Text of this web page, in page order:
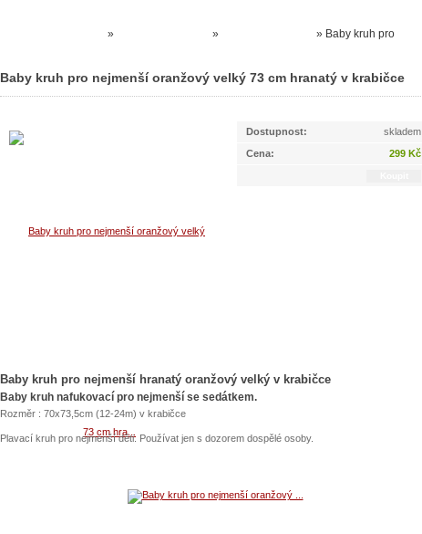
» » » Baby kruh pro
nejmenší oranžový velký 73 cm hranatý v krabičce
Baby kruh pro nejmenší oranžový velký 73 cm hranatý v krabičce
Dostupnost:
skladem
Cena:
299 Kč
Baby kruh pro nejmenší hranatý oranžový velký v krabičce
Baby kruh nafukovací pro nejmenší se sedátkem.
Rozměr : 70x73,5cm (12-24m) v krabičce
Plavací kruh pro nejmenší děti. Používat jen s dozorem dospělé osoby.